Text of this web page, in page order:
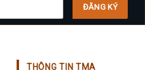
THÔNG TIN TMA